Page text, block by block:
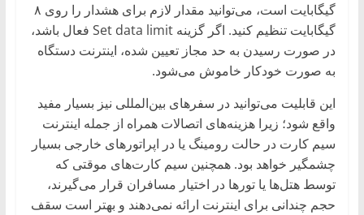
گیگابایت است، می‌توانید مقدار لازم برای هشدار را روی ۸
گیگابایت تنظیم کنید. اگر گزینه Set data limit فعال باشد،
در صورت رسیدن به حد مجاز تعیین شده، اینترنت دستگاه
به صورت خودکار خاموش می‌شود.
این قابلیت می‌توانید در سفرهای بین‌المللی نیز بسیار مفید
واقع شود؛ زیرا هزینه‌های اتصالات همراه از جمله اینترنت
سیم کارت در حالت رومینگ یا در اپراتورهای خارجی بسیار
چشمگیر خواهد بود. همچنین سیم کارت‌های موقتی که
توسط هتل‌ها یا تورها در اختیار مسافران قرار می‌گیرند،
حجم چندانی برای اینترنت ارائه نمی‌دهند و بهتر است سقف